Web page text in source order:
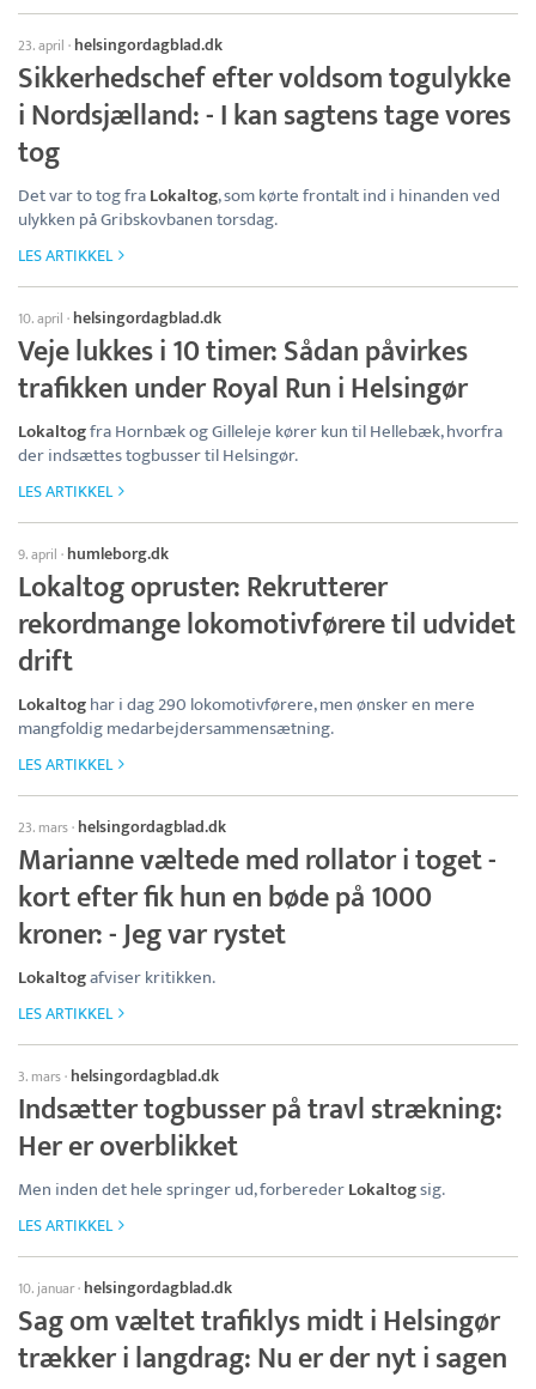
23. april · helsingordagblad.dk
Sikkerhedschef efter voldsom togulykke
i Nordsjælland: - I kan sagtens tage vores
tog
Det var to tog fraLokaltog, som kørte frontalt ind i hinanden ved
ulykken på Gribskovbanen torsdag.
LES ARTIKKEL
10. april · helsingordagblad.dk
Veje lukkes i 10 timer: Sådan påvirkes
trafikken under Royal Run i Helsingør
Lokaltogfra Hornbæk og Gilleleje kører kun til Hellebæk, hvorfra
der indsættes togbusser til Helsingør.
LES ARTIKKEL
9. april · humleborg.dk
Lokaltog opruster: Rekrutterer
rekordmange lokomotivførere til udvidet
drift
Lokaltoghar i dag 290 lokomotivførere, men ønsker en mere
mangfoldig medarbejdersammensætning.
LES ARTIKKEL
23. mars· helsingordagblad.dk
Marianne væltede med rollator i toget -
kort efter fik hun en bøde på 1000
kroner: - Jeg var rystet
Lokaltogafviser kritikken.
LES ARTIKKEL
3. mars· helsingordagblad.dk
Indsætter togbusser på travl strækning:
Her er overblikket
Men inden det hele springer ud, forberederLokaltogsig.
LES ARTIKKEL
10. januar· helsingordagblad.dk
Sag om væltet trafiklys midt i Helsingør
trækker i langdrag: Nu er der nyt i sagen